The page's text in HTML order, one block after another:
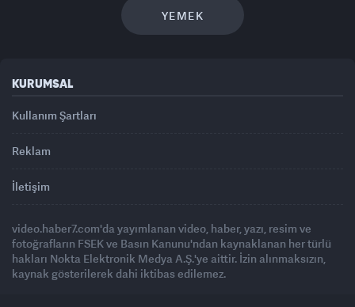
YEMEK
KURUMSAL
Kullanım Şartları
Reklam
İletişim
video.haber7.com'da yayımlanan video, haber, yazı, resim ve
fotoğrafların FSEK ve Basın Kanunu'ndan kaynaklanan her türlü
hakları Nokta Elektronik Medya A.Ş.'ye aittir. İzin alınmaksızın,
kaynak gösterilerek dahi iktibas edilemez.